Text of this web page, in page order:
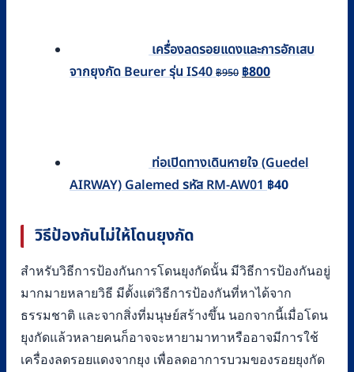
เครื่องลดรอยแดงและการอักเสบ
จากยุงกัด Beurer รุ่น IS40 ฿950 Original
฿800Current
ท่อเปิดทางเดินหายใจ (Guedel
AIRWAY) Galemed รหัส RM-AW01 ฿40
วิธีป้องกันไม่ให้โดนยุงกัด
สำหรับวิธีการป้องกันการโดนยุงกัดนั้น มีวิธีการป้องกันอยู่
มากมายหลายวิธี มีตั้งแต่วิธีการป้องกันที่หาได้จาก
ธรรมชาติ และจากสิ่งที่มนุษย์สร้างขึ้น นอกจากนี้เมื่อโดน
ยุงกัดแล้วหลายคนก็อาจจะหายามาทาหรืออาจมีการใช้
เครื่องลดรอยแดงจากยุง เพื่อลดอาการบวมของรอยยุงกัด